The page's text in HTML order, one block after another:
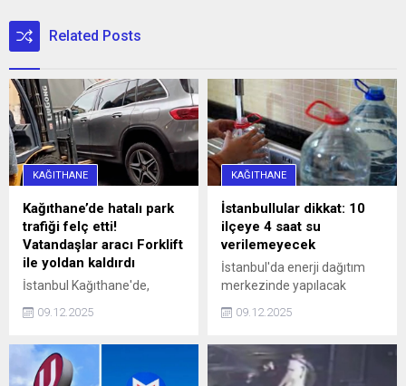
Related Posts
KAĞITHANE
Kağıthane’de hatalı park
trafiği felç etti!
Vatandaşlar aracı Forklift
ile yoldan kaldırdı
İstanbul Kağıthane'de,
saat 16.00 sularında 34 SS
hatalı park nedeniyle
caddeyi araç trafiğine
09.12.2025
KAĞITHANE
İstanbullular dikkat: 10
ilçeye 4 saat su
verilemeyecek
İstanbul'da enerji dağıtım
merkezinde yapılacak
10 ilçeye 4 saat su
09.12.2025